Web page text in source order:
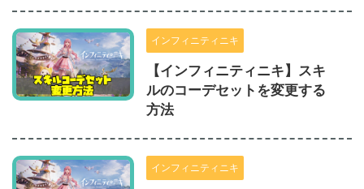
インフィニティニキ
【インフィニティニキ】スキ
ルのコーデセットを変更する
方法
インフィニティニキ